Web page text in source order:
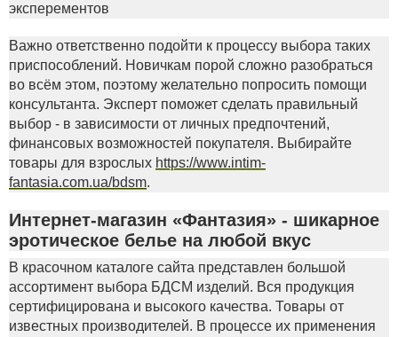
эксперементов
Важно ответственно подойти к процессу выбора таких
приспособлений. Новичкам порой сложно разобраться
во всём этом, поэтому желательно попросить помощи
консультанта. Эксперт поможет сделать правильный
выбор - в зависимости от личных предпочтений,
финансовых возможностей покупателя. Выбирайте
товары для взрослых https://www.intim-
fantasia.com.ua/bdsm.
Интернет-магазин «Фантазия» - шикарное
эротическое белье на любой вкус
В красочном каталоге сайта представлен большой
ассортимент выбора БДСМ изделий. Вся продукция
сертифицирована и высокого качества. Товары от
известных производителей. В процессе их применения